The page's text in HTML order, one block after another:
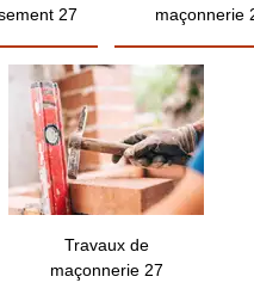
27
maçonnerie
Travaux de
maçonnerie 27